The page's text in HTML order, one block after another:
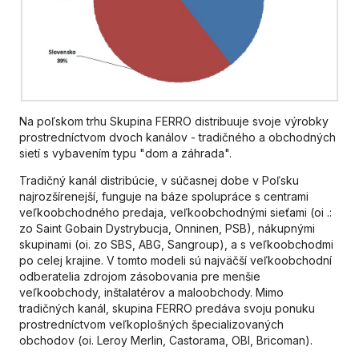
Na poľskom trhu Skupina FERRO distribuuje svoje výrobky
prostredníctvom dvoch kanálov - tradičného a obchodných
sietí s vybavením typu "dom a záhrada".
Tradičný kanál distribúcie, v súčasnej dobe v Poľsku
najrozšírenejší, funguje na báze spolupráce s centrami
veľkoobchodného predaja, veľkoobchodnými sieťami (oi .:
zo Saint Gobain Dystrybucja, Onninen, PSB), nákupnými
skupinami (oi. zo SBS, ABG, Sangroup), a s veľkoobchodmi
po celej krajine. V tomto modeli sú najväčší veľkoobchodní
odberatelia zdrojom zásobovania pre menšie
veľkoobchody, inštalatérov a maloobchody. Mimo
tradičných kanál, skupina FERRO predáva svoju ponuku
prostredníctvom veľkoplošných špecializovaných
obchodov (oi. Leroy Merlin, Castorama, OBI, Bricoman).